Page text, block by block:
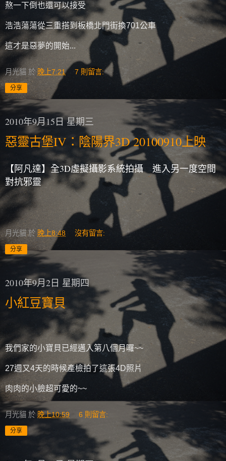
熬一下倒也還可以接受
浩浩蕩蕩從三重搭到板橋北門街換701公車
這才是惡夢的開始...
月光貓 於 晚上7:21 7 則留言:
分享
2010年9月15日 星期三
惡靈古堡IV：陰陽界3D 20100910上映
【阿凡達】全3D虛擬攝影系統拍攝 進入另一度空間
對抗邪靈
月光貓 於 晚上8:48 沒有留言:
分享
2010年9月2日 星期四
小紅豆寶貝
我們家的小寶貝已經邁入第八個月囉~~
27週又4天的時候產檢拍了這張4D照片
肉肉的小臉超可愛的~~
月光貓 於 晚上10:59 6 則留言:
分享